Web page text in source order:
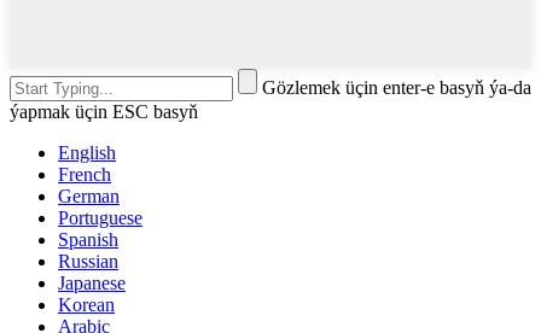
Gözlemek üçin enter-e basyň ýa-da
ýapmak üçin ESC basyň
English
French
German
Portuguese
Spanish
Russian
Japanese
Korean
Arabic